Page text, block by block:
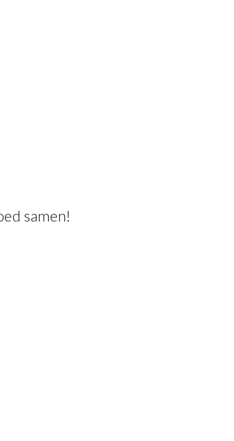
samen!
CATCH ME 45 Sea